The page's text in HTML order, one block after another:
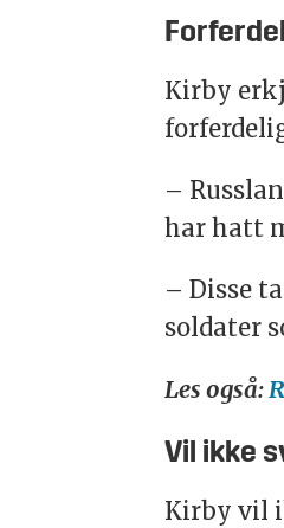
Kirby
–
har hatt
– Disse
soldater
Les også:
Vil ikke
Kirby vil